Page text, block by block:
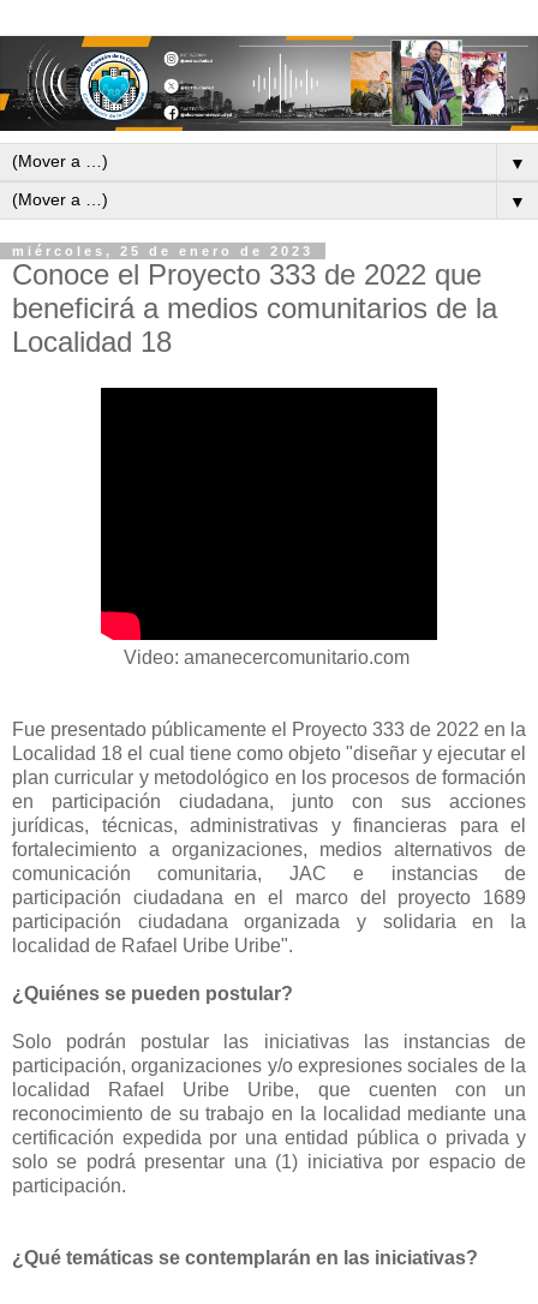
▼
▼
miércoles, 25 de enero de 2023
Conoce el Proyecto 333 de 2022 que
beneficirá a medios comunitarios de la
Localidad 18
Video: amanecercomunitario.com
Fue presentado públicamente el Proyecto 333 de 2022 en la
Localidad 18 el cual tiene como objeto "diseñar y ejecutar el
plan curricular y metodológico en los procesos de formación
en participación ciudadana, junto con sus acciones
jurídicas, técnicas, administrativas y financieras para el
fortalecimiento a organizaciones, medios alternativos de
comunicación comunitaria, JAC e instancias de
participación ciudadana en el marco del proyecto 1689
participación ciudadana organizada y solidaria en la
localidad de Rafael Uribe Uribe".
¿Quiénes se pueden postular?
Solo podrán postular las iniciativas las instancias de
participación, organizaciones y/o expresiones sociales de la
localidad Rafael Uribe Uribe, que cuenten con un
reconocimiento de su trabajo en la localidad mediante una
certificación expedida por una entidad pública o privada y
solo se podrá presentar una (1) iniciativa por espacio de
participación.
¿Qué temáticas se contemplarán en las iniciativas?